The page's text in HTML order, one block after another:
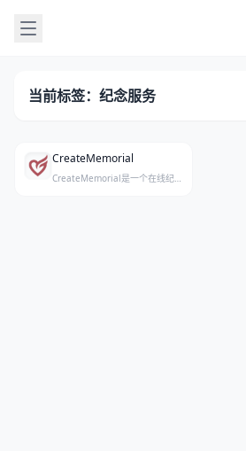
当前标签：纪念服务
CreateMemorial
CreateMemorial是一个在线纪念网站创建工具与葬礼幻灯片视频制作平台，帮助用户轻松搭建个性化纪念页面。